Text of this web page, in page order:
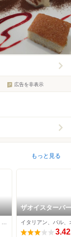
広告を非表示
もっと見る
ザオイスターバ
ウベ
3.42